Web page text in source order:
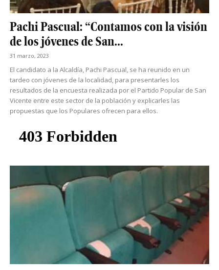
Pachi Pascual: “Contamos con la visión
de los jóvenes de San...
31 marzo, 2023
El candidato a la Alcaldía, Pachi Pascual, se ha reunido en un
tardeo con jóvenes de la localidad, para presentarles los
resultados de la encuesta realizada por el Partido Popular de San
Vicente entre este sector de la población y explicarles las
propuestas que los Populares ofrecen para ellos.